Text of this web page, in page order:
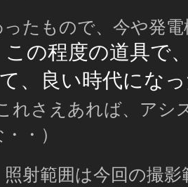
たもので、今や発
この程度の道具で
、良い時代にな
これさえあれば、アシ
・）
射範囲は今回の撮影